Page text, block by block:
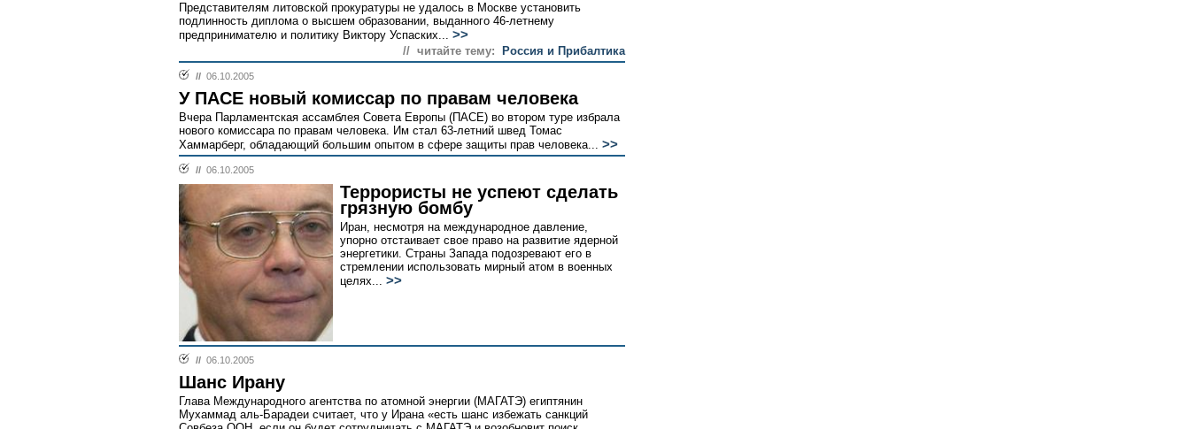
Представителям литовской прокуратуры не удалось в Москве установить
подлинность диплома о высшем образовании, выданного 46-летнему
предпринимателю и политику Виктору Успаских... >>
// читайте тему: Россия и Прибалтика
// 06.10.2005
У ПАСЕ новый комиссар по правам человека
Вчера Парламентская ассамблея Совета Европы (ПАСЕ) во втором туре избрала
нового комиссара по правам человека. Им стал 63-летний швед Томас
Хаммарберг, обладающий большим опытом в сфере защиты прав человека... >>
// 06.10.2005
Террористы не успеют сделать
грязную бомбу
Иран, несмотря на международное давление,
упорно отстаивает свое право на развитие ядерной
энергетики. Страны Запада подозревают его в
стремлении использовать мирный атом в военных
целях... >>
// 06.10.2005
Шанс Ирану
Глава Международного агентства по атомной энергии (МАГАТЭ) египтянин
Мухаммад аль-Барадеи считает, что у Ирана «есть шанс избежать санкций